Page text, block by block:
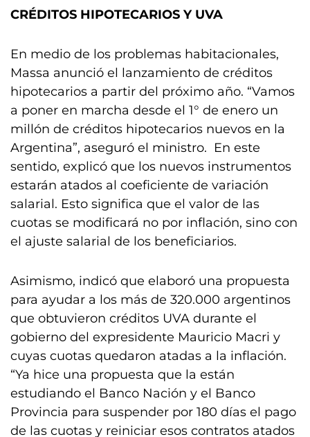
CRÉDITOS HIPOTECARIOS Y UVA
En medio de los problemas habitacionales,
Massa anunció el lanzamiento de créditos
hipotecarios a partir del próximo año. “Vamos
a poner en marcha desde el 1° de enero un
millón de créditos hipotecarios nuevos en la
Argentina”, aseguró el ministro. En este
sentido, explicó que los nuevos instrumentos
estarán atados al coeficiente de variación
salarial. Esto significa que el valor de las
cuotas se modificará no por inflación, sino con
el ajuste salarial de los beneficiarios.
Asimismo, indicó que elaboró una propuesta
para ayudar a los más de 320.000 argentinos
que obtuvieron créditos UVA durante el
gobierno del expresidente Mauricio Macri y
cuyas cuotas quedaron atadas a la inflación.
“Ya hice una propuesta que la están
estudiando el Banco Nación y el Banco
Provincia para suspender por 180 días el pago
de las cuotas y reiniciar esos contratos atados